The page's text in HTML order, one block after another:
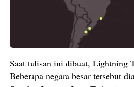
Saat tulisan ini dibuat, Lightning
Beberapa negara besar tersebut